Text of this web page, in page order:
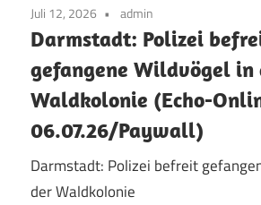
der
Weststadt
–
Darmstadt
Juli 12, 2026 admin
Darmstadt: Polizei
gefangene Wildvögel in
Waldkolonie (Echo-
06.07.26/Paywall)
Darmstadt: Polizei befreit
der Waldkolonie